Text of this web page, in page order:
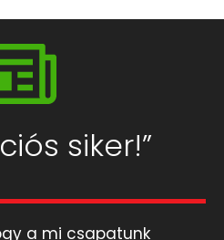
siker!”
a mi csapatunk